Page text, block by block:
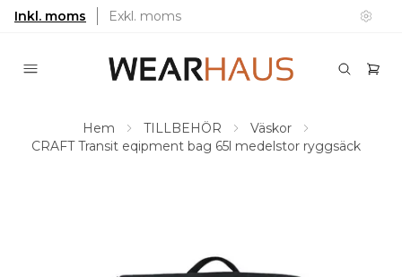
Inkl. moms Exkl. moms
Hem TILLBEHÖR
Väskor
CRAFT Transit eqipment bag 65l medelstor ryggsäck